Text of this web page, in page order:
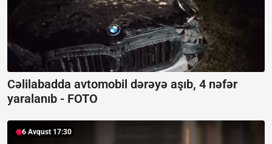
Cəlilabadda avtomobil dərəyə aşıb, 4 nəfər
yaralanıb - FOTO
6 Avqust 17:30